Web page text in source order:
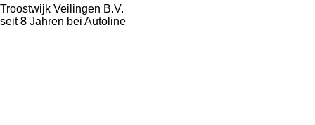
Troostwijk Veilingen B.V.
seit8 Jahren bei Autoline